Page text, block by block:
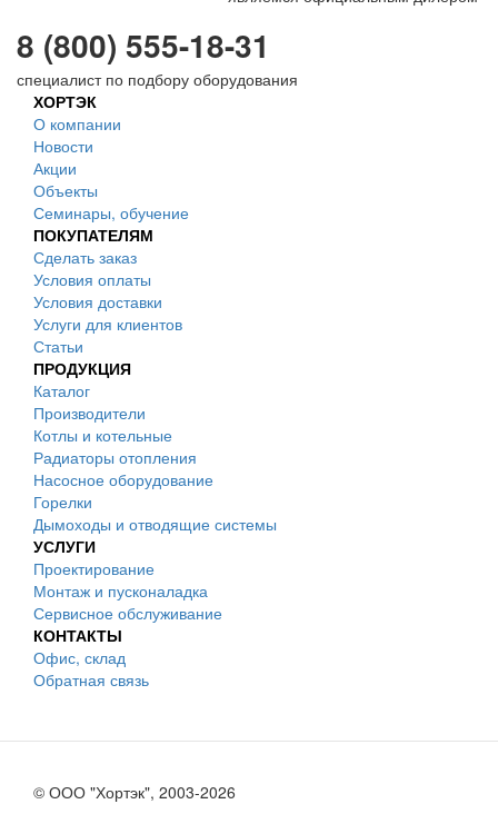
8 (800) 555-18-31
специалист по подбору оборудования
ХОРТЭК
О компании
Новости
Акции
Объекты
Семинары, обучение
ПОКУПАТЕЛЯМ
Сделать заказ
Условия оплаты
Условия доставки
Услуги для клиентов
Статьи
ПРОДУКЦИЯ
Каталог
Производители
Котлы и котельные
Радиаторы отопления
Насосное оборудование
Горелки
Дымоходы и отводящие системы
УСЛУГИ
Проектирование
Монтаж и пусконаладка
Сервисное обслуживание
КОНТАКТЫ
Офис, склад
Обратная связь
© ООО "Хортэк", 2003-2026